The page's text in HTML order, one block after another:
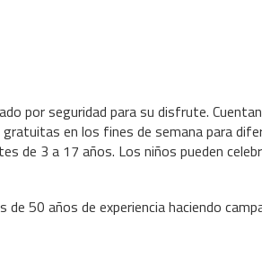
por seguridad para su disfrute.
en los fines de semana para
de 3 a 17 años. Los niños pueden
50 años de experiencia haciendo